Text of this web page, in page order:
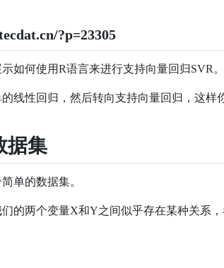
?p=23305
如何使用R语言来进行支持向量回归SVR。
线性回归，然后转向支持向量回归，这样
据集
单的数据集。
的两个变量X和Y之间似乎存在某种关系